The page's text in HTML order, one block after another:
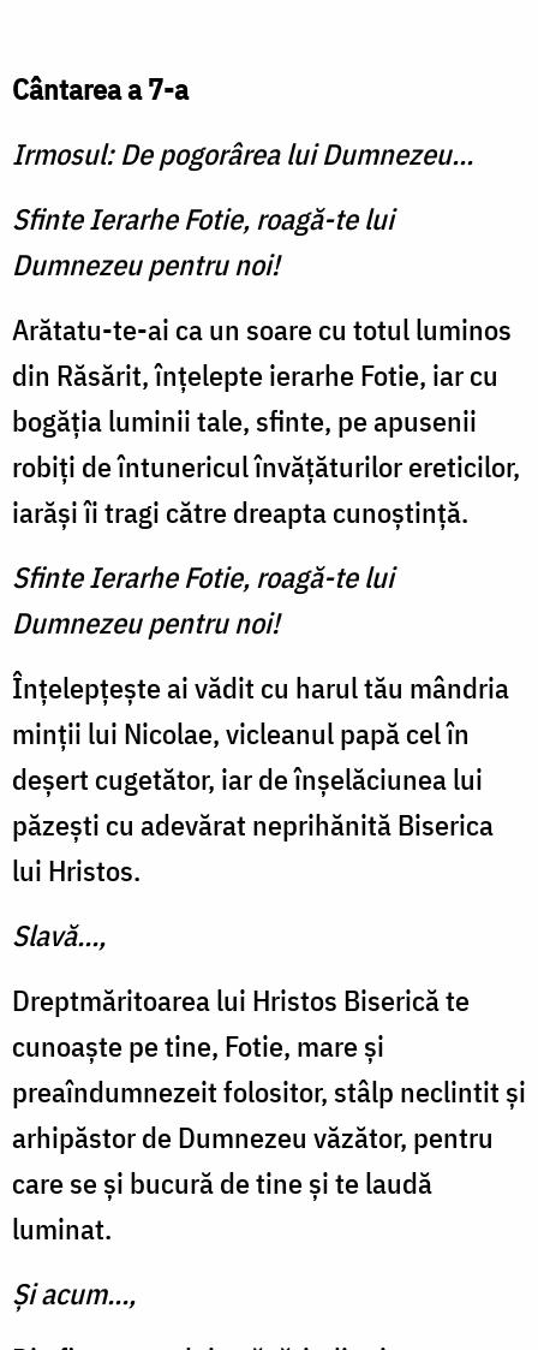
Cântarea a 7-a
Irmosul: De pogorârea lui Dumnezeu...
Sfinte Ierarhe Fotie, roagă-te lui
Dumnezeu pentru noi!
Arătatu-te-ai ca un soare cu totul luminos
din Răsărit, înțelepte ierarhe Fotie, iar cu
bogăția luminii tale, sfinte, pe apusenii
robiți de întunericul învățăturilor ereticilor,
iarăși îi tragi către dreapta cunoștință.
Sfinte Ierarhe Fotie, roagă-te lui
Dumnezeu pentru noi!
Înțelepțește ai vădit cu harul tău mândria
minții lui Nicolae, vicleanul papă cel în
deșert cugetător, iar de înșelăciunea lui
păzești cu adevărat neprihănită Biserica
lui Hristos.
Slavă...,
Dreptmăritoarea lui Hristos Biserică te
cunoaște pe tine, Fotie, mare și
preaîndumnezeit folositor, stâlp neclintit și
arhipăstor de Dumnezeu văzător, pentru
care se și bucură de tine și te laudă
luminat.
Și acum...,